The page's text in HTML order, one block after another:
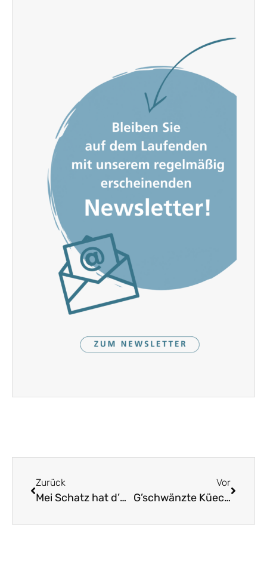
Zurück
Mei Schatz hat d’Gäns austriebe
Vor
G’schwänzte Küechle mag i gera